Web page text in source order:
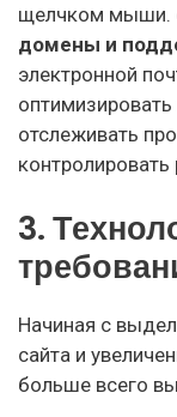
щелчком мыши.
домены и
электронной
отслеживать
контролировать
3.
Начиная с
сайта и
больше всего